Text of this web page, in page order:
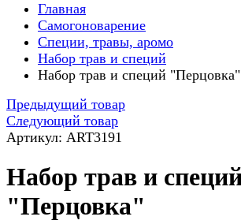
Главная
Самогоноварение
Специи, травы, аромо
Набор трав и специй
Набор трав и специй "Перцовка"
Предыдущий товар
Следующий товар
Артикул: ART3191
Набор трав и
"Перцовка"